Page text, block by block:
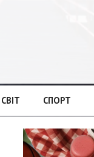
СВІТ СПОРТ